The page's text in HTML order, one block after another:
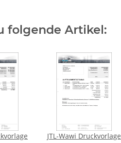
folgende Artikel:
JTL-Wawi Druckvorlage